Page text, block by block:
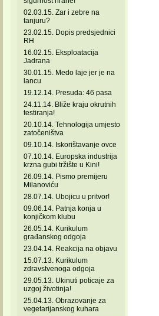
02.03.15. Zar i zebre na
tanjuru?
23.02.15. Dopis predsjednici
RH
16.02.15. Eksploatacija
Jadrana
30.01.15. Medo laje jer je na
lancu
19.12.14. Presuda: 46 pasa
24.11.14. Bliže kraju okrutnih
testiranja!
20.10.14. Tehnologija umjesto
zatočeništva
09.10.14. Iskorištavanje ovce
07.10.14. Europska industrija
krzna gubi tržište u Kini!
26.09.14. Pismo premijeru
Milanoviću
28.07.14. Ubojicu u pritvor!
09.06.14. Patnja konja u
konjičkom klubu
26.05.14. Kurikulum
građanskog odgoja
23.04.14. Reakcija na objavu
15.07.13. Kurikulum
zdravstvenoga odgoja
29.05.13. Ukinuti poticaje za
uzgoj životinja!
25.04.13. Obrazovanje za
vegetarijanskog kuhara